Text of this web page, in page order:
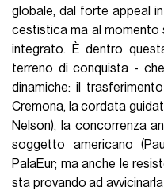
globale, dal forte appeal
cestistica ma al momento
integrato. È dentro
terreno di conquista -
dinamiche: il
Cremona, la cordata
Nelson), la concorrenza
soggetto americano
PalaEur; ma anche le
sta provando ad